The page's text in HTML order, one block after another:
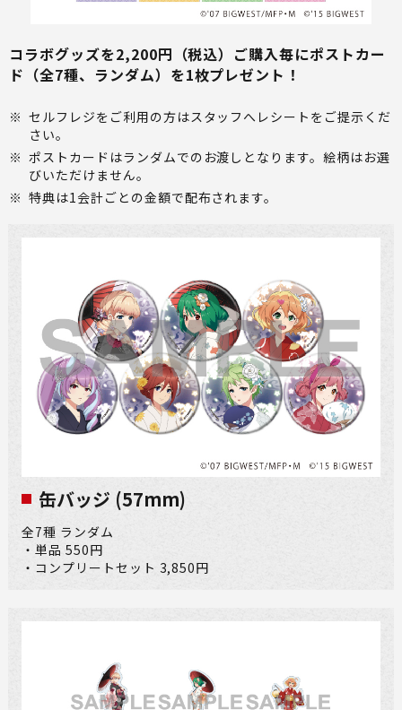
コラボグッズを2,200円（税込）ご購入毎にポストカー
ド（全7種、ランダム）を1枚プレゼント！
※ セルフレジをご利用の方はスタッフへレシートをご提示くだ
さい。
※ ポストカードはランダムでのお渡しとなります。絵柄はお選
びいただけません。
※ 特典は1会計ごとの金額で配布されます。
缶バッジ (57mm)
全7種 ランダム
・単品 550円
・コンプリートセット 3,850円